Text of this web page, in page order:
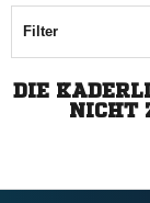
Filter
DIE
NICHT